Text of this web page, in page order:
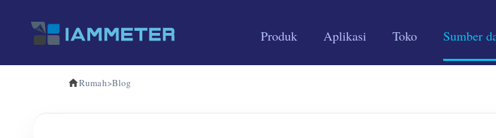
Produk Aplikasi Toko Sumber
Rumah>Blog